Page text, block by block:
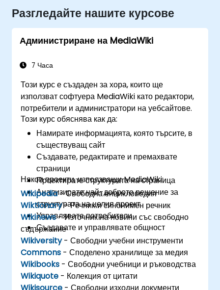
Разгледайте нашите курсове
Администриране на MediaWiki
7 Часа
Този курс е създаден за хора, които ще
използват софтуера MediaWiki като редактори,
потребители и администратори на уебсайтове.
Този курс обяснява как да:
Намирате информацията, която търсите, в
съществуващ сайт
Създавате, редактирате и премахвате
страници
Проектирате структурата на страница
Анализирате най-доброто решение за
структурата на целия проект
Управлявате потребители
Създавате и управлявате общност
Някои проекти, използващи MediaWiki:
Wikipedia- Свободна енциклопедия
Wiktionary- Речник и синонимен речник
Wikinews- Източник на новини със свободно
съдържание
Wikiversity- Свободни учебни инструменти
Commons - Споделено хранилище за медия
Wikibooks - Свободни учебници и ръководства
Wikiquote - Колекция от цитати
Wikisource - Свободни изходни документи